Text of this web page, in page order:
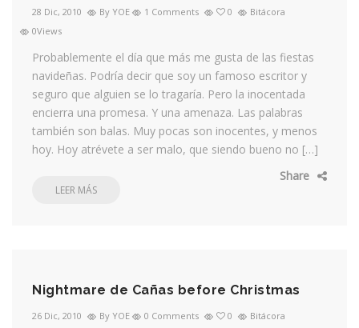
28 Dic, 2010 By YOE 1 Comments 0
Bitácora
0Views
Probablemente el día que más me gusta de las fiestas
navideñas. Podría decir que soy un famoso escritor y
seguro que alguien se lo tragaría. Pero la inocentada
encierra una promesa. Y una amenaza. Las palabras
también son balas. Muy pocas son inocentes, y menos
hoy. Hoy atrévete a ser malo, que siendo bueno no […]
Share
LEER MÁS
Nightmare de Cañas before Christmas
26 Dic, 2010 By YOE 0 Comments 0
Bitácora